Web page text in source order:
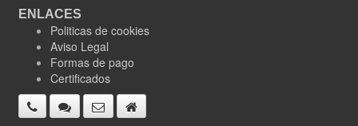
ENLACES
Politicas de cookies
Aviso Legal
Formas de pago
Certificados